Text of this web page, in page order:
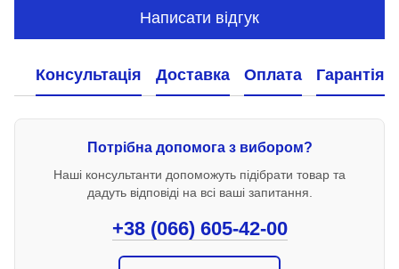
Написати відгук
Консультація Доставка Оплата Гарантія
Потрібна допомога з вибором?
Наші консультанти допоможуть підібрати товар та
дадуть відповіді на всі ваші запитання.
+38 (066) 605-42-00